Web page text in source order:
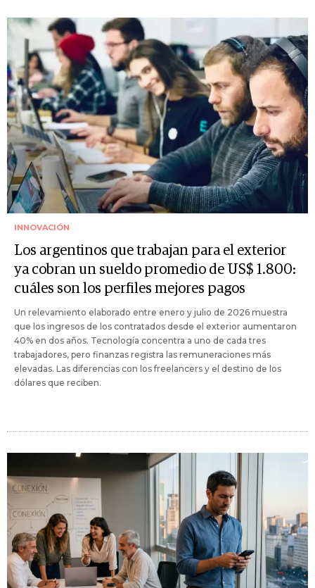
INNOVACIÓN
Los argentinos que trabajan para el exterior
ya cobran un sueldo promedio de US$ 1.800:
cuáles son los perfiles mejores pagos
Un relevamiento elaborado entre enero y julio de 2026 muestra
que los ingresos de los contratados desde el exterior aumentaron
40% en dos años. Tecnología concentra a uno de cada tres
trabajadores, pero finanzas registra las remuneraciones más
elevadas. Las diferencias con los freelancers y el destino de los
dólares que reciben.